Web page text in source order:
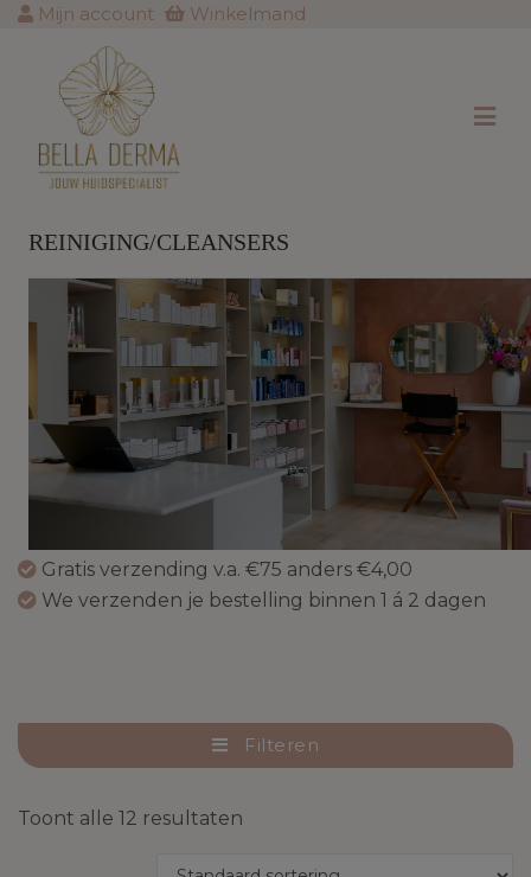
Mijn account Winkelmand
REINIGING/CLEANSERS
Gratis verzending v.a. €75 anders €4,00
We verzenden je bestelling binnen 1 á 2 dagen
Filteren
Toont alle 12 resultaten